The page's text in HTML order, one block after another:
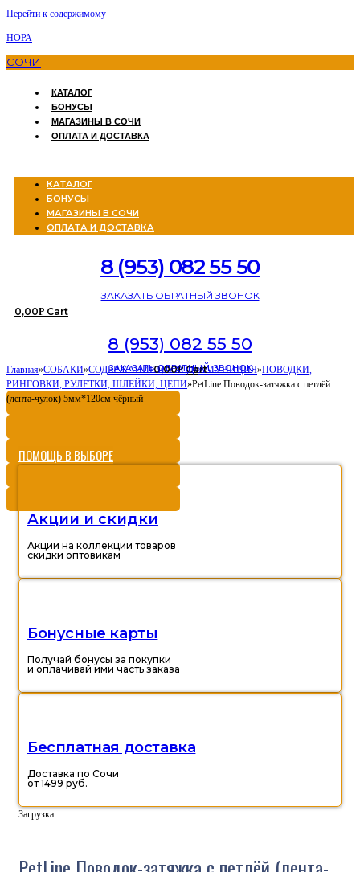
Перейти к содержимому
НОРА
СОЧИ
КАТАЛОГ
БОНУСЫ
МАГАЗИНЫ В СОЧИ
ОПЛАТА И ДОСТАВКА
КАТАЛОГ
БОНУСЫ
МАГАЗИНЫ В СОЧИ
ОПЛАТА И ДОСТАВКА
8 (953) 082 55 50
ЗАКАЗАТЬ ОБРАТНЫЙ ЗВОНОК
0,00Р Cart
8 (953) 082 55 50
ЗАКАЗАТЬ ОБРАТНЫЙ ЗВОНОК
0,00Р Cart
Главная»СОБАКИ»СОДЕРЖАНИЕ И УХОД»АМУНИЦИЯ»ПОВОДКИ,
РИНГОВКИ, РУЛЕТКИ, ШЛЕЙКИ, ЦЕПИ»PetLine Поводок-затяжка с петлёй
(лента-чулок) 5мм*120см чёрный
ПОМОЩЬ В ВЫБОРЕ
Акции и скидки
Акции на коллекции товаров
скидки оптовикам
Бонусные карты
Получай бонусы за покупки
и оплачивай ими часть заказа
Бесплатная доставка
Доставка по Сочи
от 1499 руб.
Загрузка...